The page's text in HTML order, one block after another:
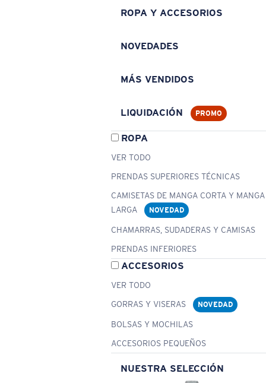
ROPA Y ACCESORIOS
NOVEDADES
MÁS VENDIDOS
LIQUIDACIÓN PROMO
ROPA
VER TODO
PRENDAS SUPERIORES TÉCNICAS
CAMISETAS DE MANGA CORTA Y MANGA
LARGA
NOVEDAD
CHAMARRAS, SUDADERAS Y CAMISAS
PRENDAS INFERIORES
ACCESORIOS
VER TODO
GORRAS Y VISERAS
NOVEDAD
BOLSAS Y MOCHILAS
ACCESORIOS PEQUEÑOS
NUESTRA SELECCIÓN